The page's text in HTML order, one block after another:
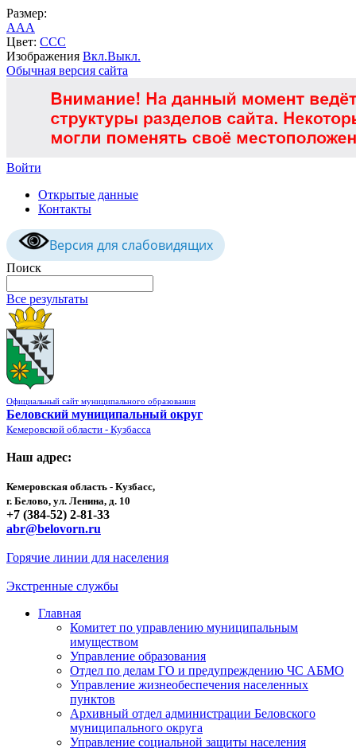
Размер:
AAA
Цвет: CCC
Изображения Вкл.Выкл.
Обычная версия сайта
Войти
Открытые данные
Контакты
Версия для слабовидящих
Поиск
Все результаты
Официальный сайт муниципального образования
Беловский муниципальный округ
Кемеровской области - Кузбасса
Наш адрес:
Кемеровская область - Кузбасс,
г. Белово, ул. Ленина, д. 10
+7 (384-52) 2-81-33
abr@belovorn.ru
Горячие линии для населения
Экстренные службы
Главная
Комитет по управлению муниципальным
имуществом
Управление образования
Отдел по делам ГО и предупреждению ЧС АБМО
Управление жизнеобеспечения населенных
пунктов
Архивный отдел администрации Беловского
муниципального округа
Управление социальной защиты населения